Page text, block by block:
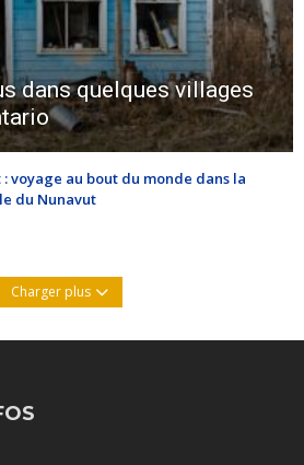
dans quelques villages
voyage au bout du monde dans la
du Nunavut
Charger plus